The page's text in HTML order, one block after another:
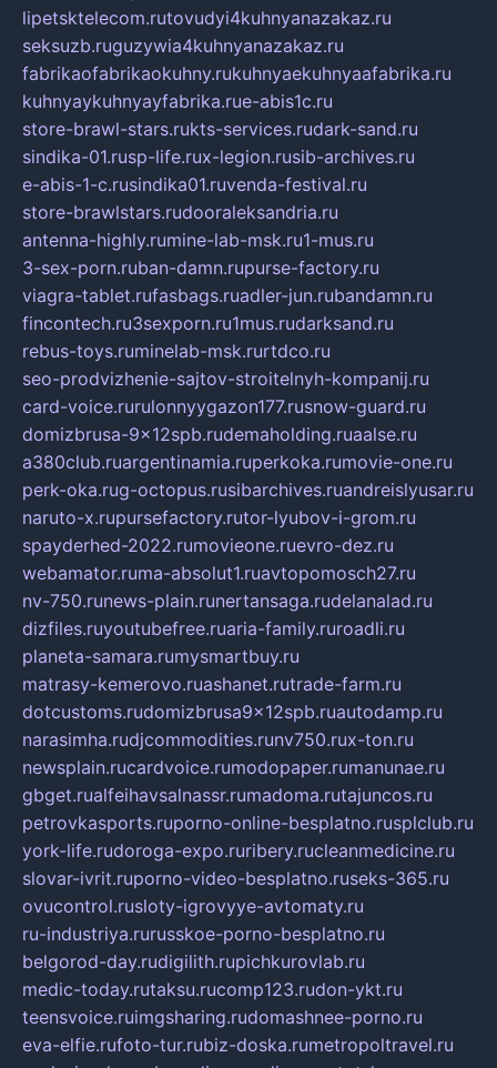
lipetsktelecom.rutovudyi4kuhnyanazakaz.ru
seksuzb.ruguzywia4kuhnyanazakaz.ru
fabrikaofabrikaokuhny.rukuhnyaekuhnyaafabrika.ru
kuhnyaykuhnyayfabrika.rue-abis1c.ru
store-brawl-stars.rukts-services.rudark-sand.ru
sindika-01.rusp-life.rux-legion.rusib-archives.ru
e-abis-1-c.rusindika01.ruvenda-festival.ru
store-brawlstars.rudooraleksandria.ru
antenna-highly.rumine-lab-msk.ru1-mus.ru
3-sex-porn.ruban-damn.rupurse-factory.ru
viagra-tablet.rufasbags.ruadler-jun.rubandamn.ru
fincontech.ru3sexporn.ru1mus.rudarksand.ru
rebus-toys.ruminelab-msk.rurtdco.ru
seo-prodvizhenie-sajtov-stroitelnyh-kompanij.ru
card-voice.rurulonnyygazon177.rusnow-guard.ru
domizbrusa-9x12spb.rudemaholding.ruaalse.ru
a380club.ruargentinamia.ruperkoka.rumovie-one.ru
perk-oka.rug-octopus.rusibarchives.ruandreislyusar.ru
naruto-x.rupursefactory.rutor-lyubov-i-grom.ru
spayderhed-2022.rumovieone.ruevro-dez.ru
webamator.ruma-absolut1.ruavtopomosch27.ru
nv-750.runews-plain.runertansaga.rudelanalad.ru
dizfiles.ruyoutubefree.ruaria-family.ruroadli.ru
planeta-samara.rumysmartbuy.ru
matrasy-kemerovo.ruashanet.rutrade-farm.ru
dotcustoms.rudomizbrusa9x12spb.ruautodamp.ru
narasimha.rudjcommodities.runv750.rux-ton.ru
newsplain.rucardvoice.rumodopaper.rumanunae.ru
gbget.rualfeihavsalnassr.rumadoma.rutajuncos.ru
petrovkasports.ruporno-online-besplatno.rusplclub.ru
york-life.rudoroga-expo.ruribery.rucleanmedicine.ru
slovar-ivrit.ruporno-video-besplatno.ruseks-365.ru
ovucontrol.rusloty-igrovyye-avtomaty.ru
ru-industriya.rurusskoe-porno-besplatno.ru
belgorod-day.rudigilith.rupichkurovlab.ru
medic-today.rutaksu.rucomp123.rudon-ykt.ru
teensvoice.ruimgsharing.rudomashnee-porno.ru
eva-elfie.rufoto-tur.rubiz-doska.rumetropoltravel.ru